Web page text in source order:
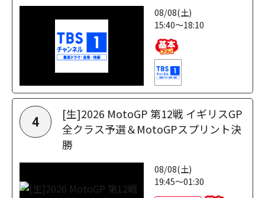
08/08(土)
15:40～18:10
4
[生]2026 MotoGP 第12戦 イギリスGP
全クラス予選＆MotoGPスプリント決
勝
08/08(土)
19:45～01:30